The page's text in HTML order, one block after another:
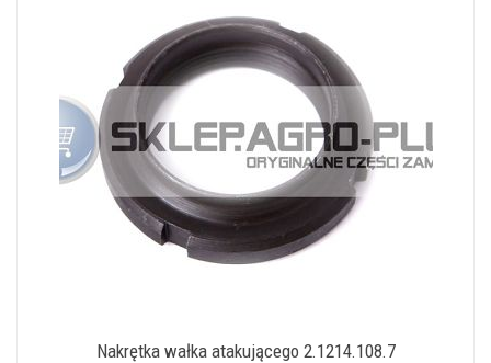
Nakrętka wałka atakującego 2.1214.108.7